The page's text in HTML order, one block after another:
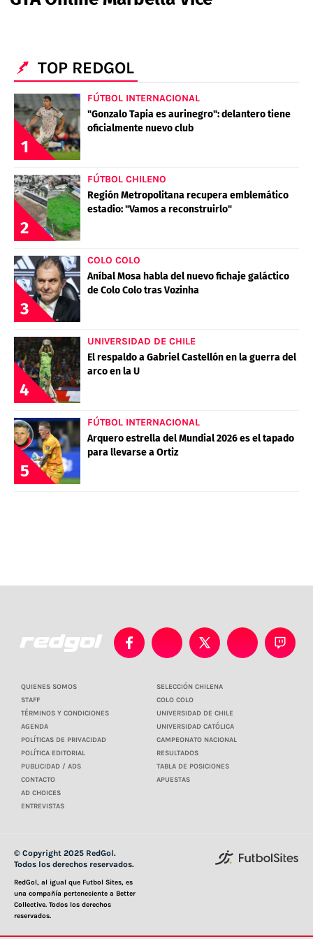
PALESTINO
CAMPEONATO NACIONAL
PRONÓSTICOS
APUESTA DEL DÍA
COPA SUDAMERICANA
PREMIER LEAGUE
CHAMPIONS LEAGUE
EUROPA LEAGUE
SERIE A
LA LIGA
CHILENOS POR EL MUNDO
ALEXIS SANCHEZ
DARIO OSORIO
DAMIAN PIZARRO
MERCADO DE FICHAJES
TENIS
ELIMINATORIAS CONMEBOL
FEMENINO
QUIENES SOMOS
STAFF
TÉRMINOS Y CONDICIONES
AGENDA
POLÍTICAS DE PRIVACIDAD
POLÍTICA EDITORIAL
PUBLICIDAD / ADS
CONTACTO
AD CHOICES
COLO COLO
UNIVERSIDAD DE CHILE
RESULTADOS
TABLA DE POSICIONES
Términos y Condiciones
TOP REDGOL
1
FÚTBOL INTERNACIONAL
"Gonzalo Tapia es aurinegro": delantero tiene
oficialmente nuevo club
2
FÚTBOL CHILENO
Región Metropolitana recupera emblemático
estadio: "Vamos a reconstruirlo"
3
COLO COLO
Aníbal Mosa habla del nuevo fichaje galáctico
de Colo Colo tras Vozinha
4
UNIVERSIDAD DE CHILE
El respaldo a Gabriel Castellón en la guerra del
arco en la U
5
FÚTBOL INTERNACIONAL
Arquero estrella del Mundial 2026 es el tapado
para llevarse a Ortiz
QUIENES SOMOS
STAFF
TÉRMINOS Y CONDICIONES
AGENDA
POLÍTICAS DE PRIVACIDAD
POLÍTICA EDITORIAL
PUBLICIDAD / ADS
CONTACTO
AD CHOICES
ENTREVISTAS
SELECCIÓN CHILENA
COLO COLO
UNIVERSIDAD DE CHILE
UNIVERSIDAD CATÓLICA
CAMPEONATO NACIONAL
RESULTADOS
TABLA DE POSICIONES
APUESTAS
© Copyright 2025 RedGol.
Todos los derechos reservados.
RedGol, al igual que Futbol Sites, es
una compañía perteneciente a Better
Collective. Todos los derechos
reservados.